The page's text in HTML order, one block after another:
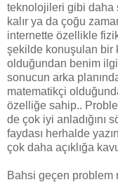
teknolojileri gibi daha
kalır ya da çoğu
internette özellikle
şekilde konuşulan bir
olduğundan benim
sonucun arka
matematikçi
özelliğe sahip..
de çok iyi anladığını
faydası herhalde
çok daha açıklığa
Bahsi geçen problem